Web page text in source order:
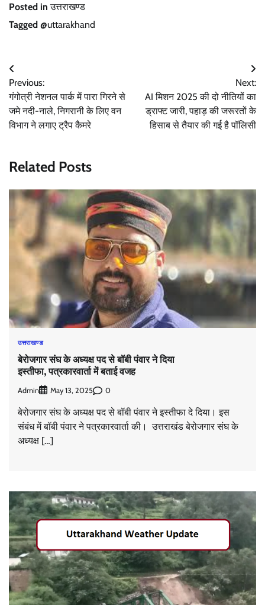
Posted inउत्तराखण्ड
Tagged @uttarakhand
Post
navigation
Previous:
गंगोत्री नेशनल पार्क में पारा गिरने से
जमे नदी-नाले, निगरानी के लिए वन
विभाग ने लगाए ट्रैप कैमरे
Next:
AI मिशन 2025 की दो नीतियों का
ड्राफ्ट जारी, पहाड़ की जरूरतों के
हिसाब से तैयार की गई है पॉलिसी
Related Posts
उत्तराखण्ड
बेरोजगार संघ के अध्यक्ष पद से बॉबी पंवार ने दिया
इस्तीफा, पत्रकारवार्ता में बताई वजह
Admin May 13, 2025 0
बेरोजगार संघ के अध्यक्ष पद से बॉबी पंवार ने इस्तीफा दे दिया। इस
संबंध में बॉबी पंवार ने पत्रकारवार्ता की। उत्तराखंड बेरोजगार संघ के
अध्यक्ष […]